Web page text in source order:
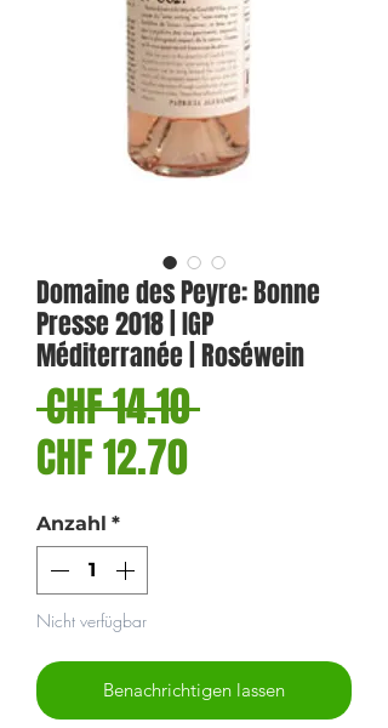
Domaine des Peyre: Bonne
Presse 2018 | IGP
Méditerranée | Roséwein
CHF 14.10
CHF 12.70Sale-
Anzahl *
Nicht verfügbar
Benachrichtigen lassen